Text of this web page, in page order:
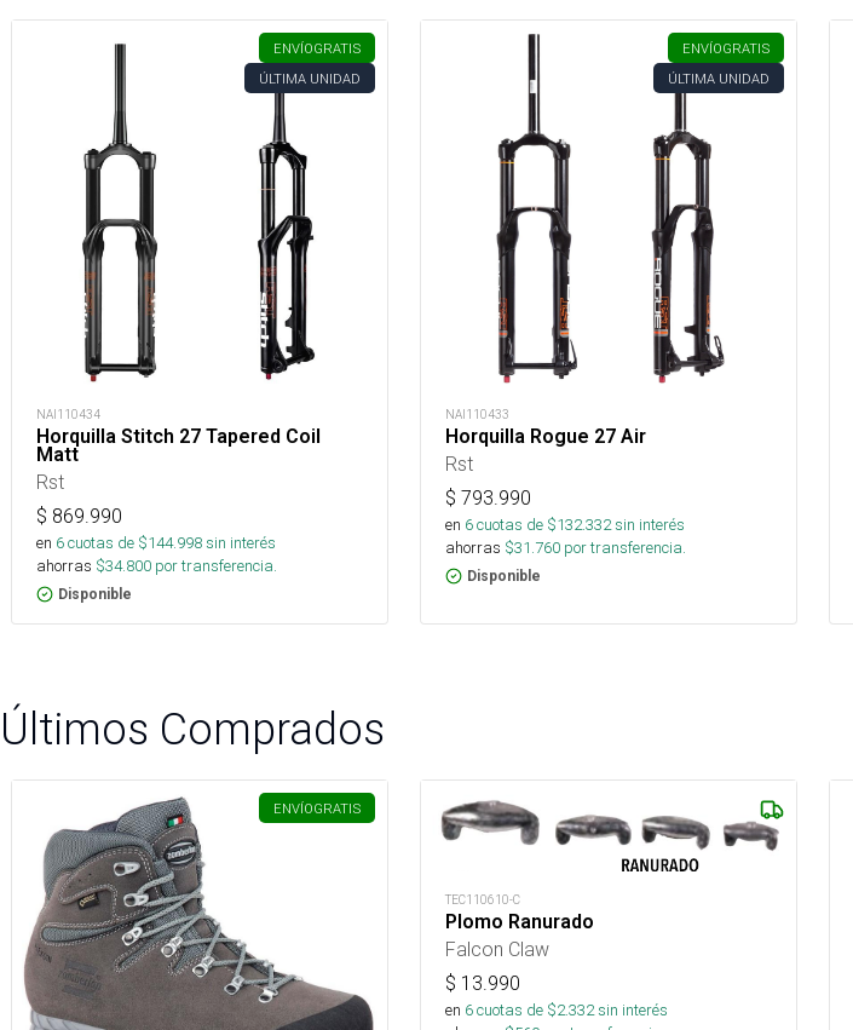
ENVÍOGRATIS
ÚLTIMA UNIDAD
NAI110434
Horquilla Stitch 27 Tapered Coil
Matt
Rst
$ 869.990
en 6cuotas de $144.998sin interés
ahorras $34.800 por transferencia.
Disponible
ENVÍOGRATIS
ÚLTIMA UNIDAD
NAI110433
Horquilla Rogue 27 Air
Rst
$ 793.990
en 6cuotas de $132.332sin interés
ahorras $31.760 por transferencia.
Disponible
Últimos Comprados
ENVÍOGRATIS
TEC110610-C
Plomo Ranurado
Falcon Claw
$ 13.990
en 6cuotas de $2.332sin interés